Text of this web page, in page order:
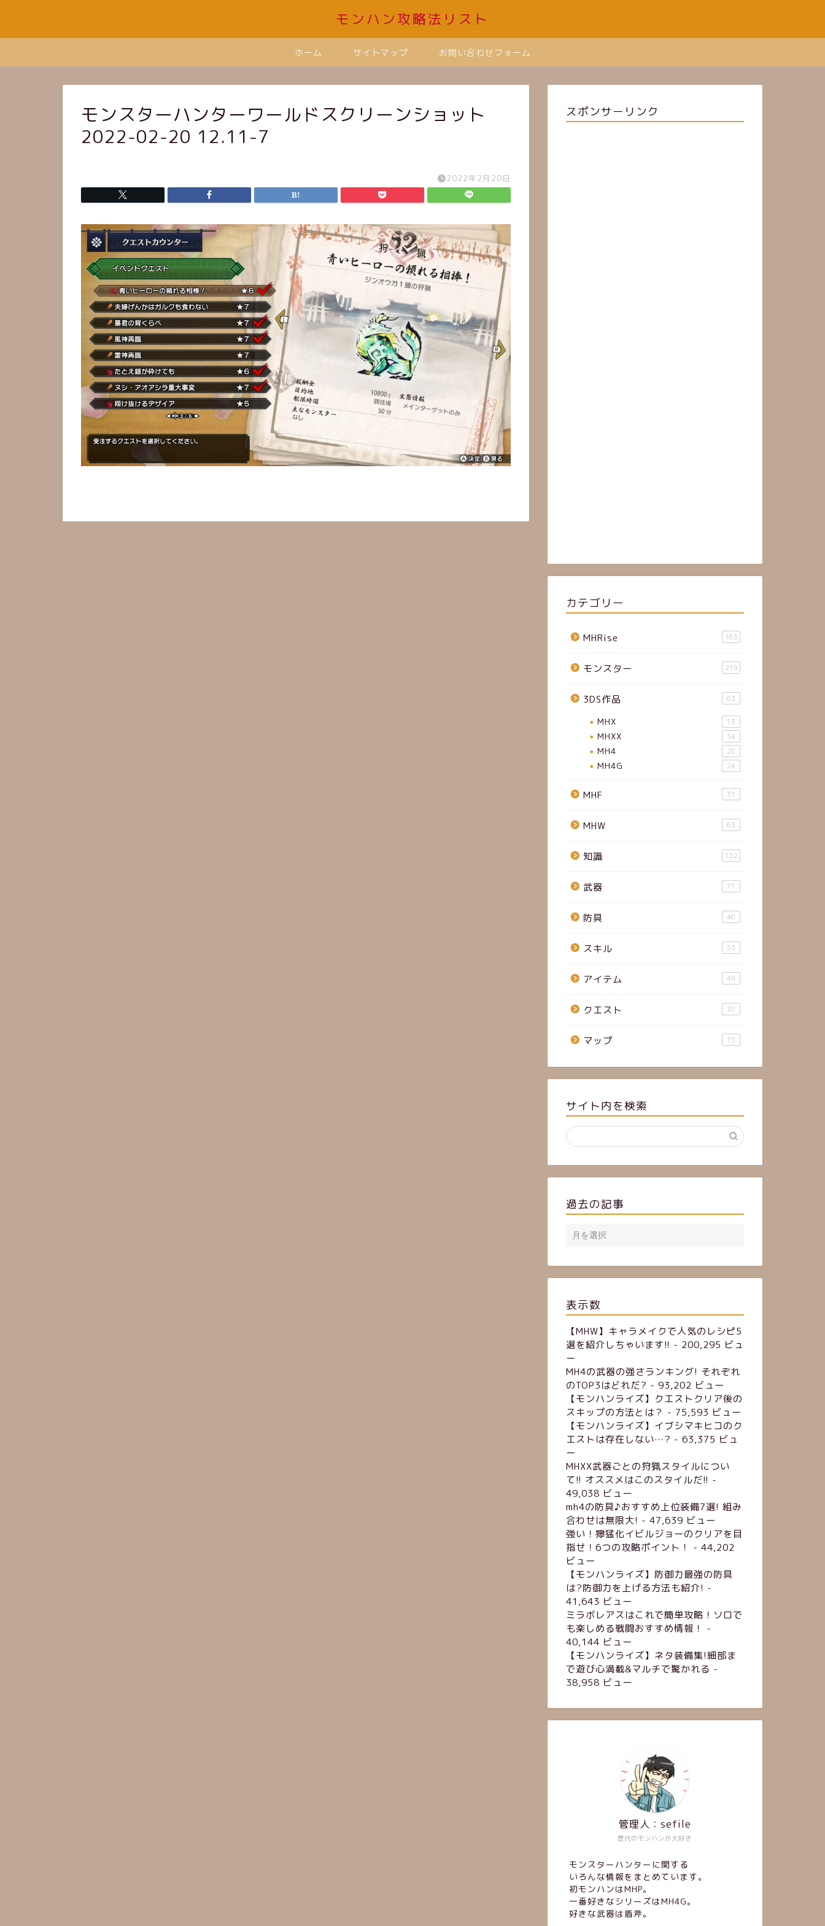
モンハン攻略法リスト
ホーム サイトマップ お問い合わせフォーム
モンスターハンターワールドスクリーンショット
2022-02-20 12.11-7
2022年2月20日
スポンサーリンク
カテゴリー
MHRise 163
モンスター 219
3DS作品 63
MHX 13
MHXX 34
MH4 28
MH4G 24
MHF 31
MHW 63
知識 152
武器 71
防具 46
スキル 53
アイテム 49
クエスト 28
マップ 15
サイト内を検索
過去の記事
表示数
【MHW】キャラメイクで人気のレシピ5
選を紹介しちゃいます!! - 200,295 ビュ
ー
MH4の武器の強さランキング! それぞれ
のTOP3はどれだ? - 93,202 ビュー
【モンハンライズ】クエストクリア後の
スキップの方法とは？ - 75,593 ビュー
【モンハンライズ】イブシマキヒコのク
エストは存在しない…? - 63,375 ビュ
ー
MHXX武器ごとの狩猟スタイルについ
て!! オススメはこのスタイルだ!! -
49,038 ビュー
mh4の防具♪おすすめ上位装備7選! 組み
合わせは無限大! - 47,639 ビュー
強い！獰猛化イビルジョーのクリアを目
指せ！6つの攻略ポイント！
- 44,202
ビュー
【モンハンライズ】防御力最強の防具
は?防御力を上げる方法も紹介! -
41,643 ビュー
ミラボレアスはこれで簡単攻略！ソロで
も楽しめる戦闘おすすめ情報！
-
40,144 ビュー
【モンハンライズ】ネタ装備集!細部ま
で遊び心満載&マルチで驚かれる -
38,958 ビュー
歴代のモンハンが大好き
管理人：sefile
モンスターハンターに関する
いろんな情報をまとめています。
初モンハンはMHP。
一番好きなシリーズはMH4G。
好きな武器は盾斧。